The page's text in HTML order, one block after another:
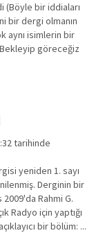
bir iddiaları
bir dergi olmanın
aynı isimlerin bir
göreceğiz
tarihinde
yeniden 1. sayı
Derginin bir
Rahmi G.
Radyo için yaptığı
bir bölüm: ...